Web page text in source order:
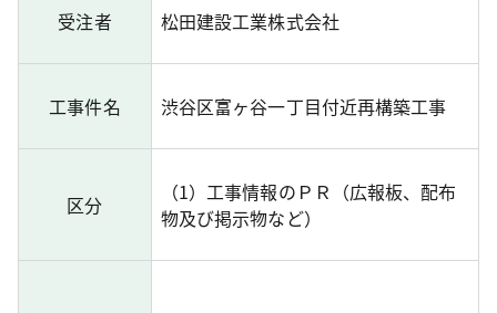
受注者 松田建設工業株式会社
工事件名 渋谷区富ヶ谷一丁目付近再構築工事
区分
（1）工事情報のＰＲ（広報板、配布
物及び掲示物など）